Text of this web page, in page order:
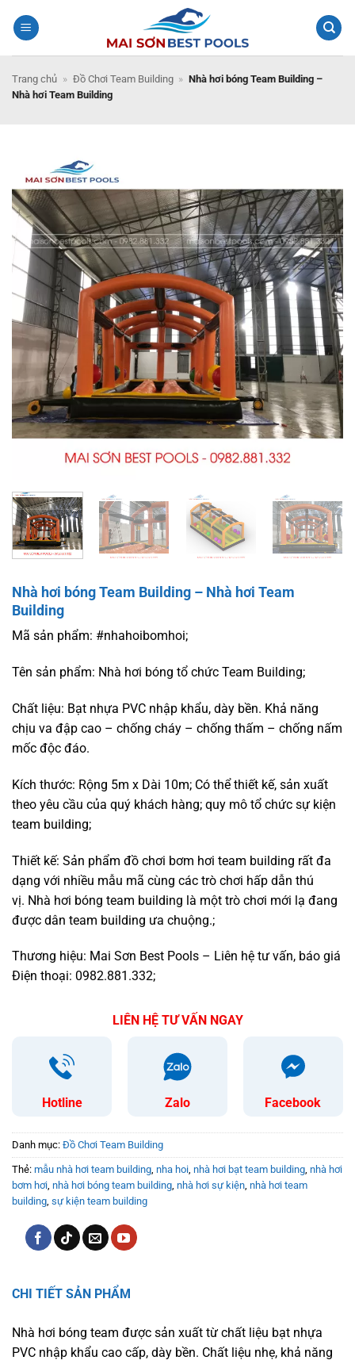
qua
Trang chủ » Đồ Chơi Team Building » Nhà hơi bóng Team Building –
Nhà hơi Team Building
Nhà hơi bóng Team Building – Nhà hơi Team
Building
Mã sản phẩm: #nhahoibomhoi;
Tên sản phẩm: Nhà hơi bóng tổ chức Team Building;
Chất liệu: Bạt nhựa PVC nhập khẩu, dày bền. Khả năng
chịu va đập cao – chống cháy – chống thấm – chống nấm
mốc độc đáo.
Kích thước: Rộng 5m x Dài 10m; Có thể thiết kế, sản xuất
theo yêu cầu của quý khách hàng; quy mô tổ chức sự kiện
team building;
Thiết kế: Sản phẩm đồ chơi bơm hơi team building rất đa
dạng với nhiều mẫu mã cùng các trò chơi hấp dẫn thú
vị. Nhà hơi bóng team building là một trò chơi mới lạ đang
được dân team building ưa chuộng.;
Thương hiệu: Mai Sơn Best Pools – Liên hệ tư vấn, báo giá
Điện thoại: 0982.881.332;
LIÊN HỆ TƯ VẤN NGAY
Hotline Zalo Facebook
Danh mục: Đồ Chơi Team Building
Thẻ: mẫu nhà hơi team building, nha hoi, nhà hơi bạt team building, nhà hơi
bơm hơi, nhà hơi bóng team building, nhà hơi sự kiện, nhà hơi team
building, sự kiện team building
CHI TIẾT SẢN PHẨM
Nhà hơi bóng team được sản xuất từ chất liệu bạt nhựa
PVC nhập khẩu cao cấp, dày bền. Chất liệu nhẹ, khả năng